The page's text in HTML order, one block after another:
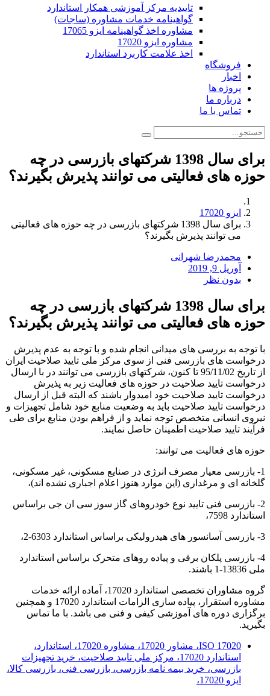
تاییدیه مرکز آموزشی همکار استاندارد
گواهینامه خدمات مشاوره (ساجات)
مشاوره اخذ گواهینامه ایزو 17065
مشاوره ایزو 17020
اخذ علامت کاربرد استاندارد
فروشگاه
اخبار
پروژه ها
درباره ما
تماس با ما
برای سال 1398 شرکتهای بازرسی در چه
حوزه های فعالیتی می توانند پذیرش بگیرند؟
ایزو 17020
برای سال 1398 شرکتهای بازرسی در چه حوزه های فعالیتی
می توانند پذیرش بگیرند؟
محمدرضا شهرانی
آوریل 9, 2019
بدون نظر
برای سال 1398 شرکتهای بازرسی در چه
حوزه های فعالیتی می توانند پذیرش بگیرند؟
با توجه به بررسی های میدانی انجام شده و با توجه به عدم پذیرش
درخواست های بازرسی فنی از سوی مرکز ملی تایید صلاحیت ایران
از تاریخ 95/11/02 تا کنون، شرکتهای بازرسی می توانند در با ارسال
درخواست تایید صلاحیت در حوزه های فعالیت زیر به پذیرش
درخواست تایید صلاحیت خود امیدوار باشند که البته قبل از ارسال
درخواست تایید صلاحیت باید به وضعیت منابع خود شامل تجهیزات و
نیروی انسانی متخصص توجه نماید و از فراهم بودن منابع برای طی
فرآیند تایید صلاحیت اطمینان حاصل نمایند.
حوزه های فعالیت می توانند:
1- بازرسی معیار مصرف انرژی در صنایع مسکونی، غیر مسکونی،
گلخانه ای و مرغداری (این موارد هنوز اعلام اجباری نشده اند)،
2- بازرسی فنی تایید نوع خودروهای گاز سوز سی ان جی براساس
استاندارد 7598،
3- بازرسی آسانسور های هیدرولیکی براساس استاندارد 6303-2،
4- بازرسی پلکان برقی و پیاده روهای متحرک براساس استاندارد
ملی 13836-1 باشند.
گروه مشاوران تخصصی استاندارد 17020، آماده ارائه خدمات
مشاوره استقرار، پیاده سازی الزامات استاندارد 17020 و همچنین
برگزاری دوره های آموزشی کیفی و فنی می باشد. با ما تماس
بگیرید.
ISO 17020، مشاور 17020، مشاوره 17020، استاندارد،
استاندارد 17020، مرکز ملی تایید صلاحیت، خرید تجهیزات
بازرسی، خرید بیمه نامه بازرسی، بازرسی فنی، بازرسی کالا،
ایزو 17020،